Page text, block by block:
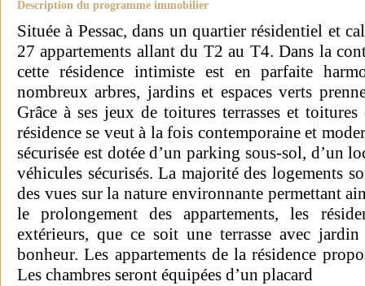
Description du programme immobilier
Située à Pessac, dans un quartier résidentiel et
27 appartements allant du T2 au T4. Dans la
cette résidence intimiste est en parfaite
nombreux arbres, jardins et espaces verts
Grâce à ses jeux de toitures terrasses et
résidence se veut à la fois contemporaine et
sécurisée est dotée d’un parking sous-sol, d’un
véhicules sécurisés. La majorité des logements
des vues sur la nature environnante permettant
le prolongement des appartements, les
extérieurs, que ce soit une terrasse avec
bonheur. Les appartements de la résidence
Les chambres seront équipées d’un placard